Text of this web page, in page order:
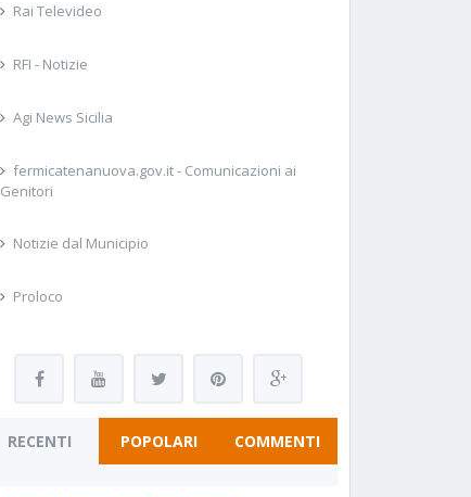
Rai Televideo
RFI - Notizie
Agi News Sicilia
fermicatenanuova.gov.it - Comunicazioni ai
Genitori
Notizie dal Municipio
Proloco
RECENTI POPOLARI COMMENTI